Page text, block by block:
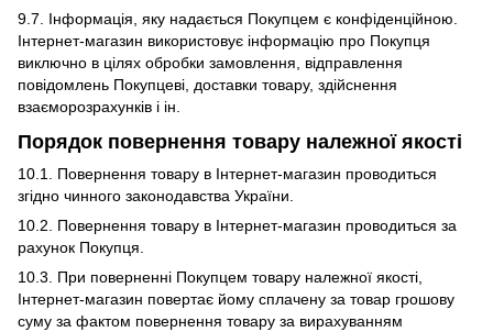
9.7. Інформація, яку надається Покупцем є конфіденційною.
Інтернет-магазин використовує інформацію про Покупця
виключно в цілях обробки замовлення, відправлення
повідомлень Покупцеві, доставки товару, здійснення
взаєморозрахунків і ін.
Порядок повернення товару належної якості
10.1. Повернення товару в Інтернет-магазин проводиться
згідно чинного законодавства України.
10.2. Повернення товару в Інтернет-магазин проводиться за
рахунок Покупця.
10.3. При поверненні Покупцем товару належної якості,
Інтернет-магазин повертає йому сплачену за товар грошову
суму за фактом повернення товару за вирахуванням